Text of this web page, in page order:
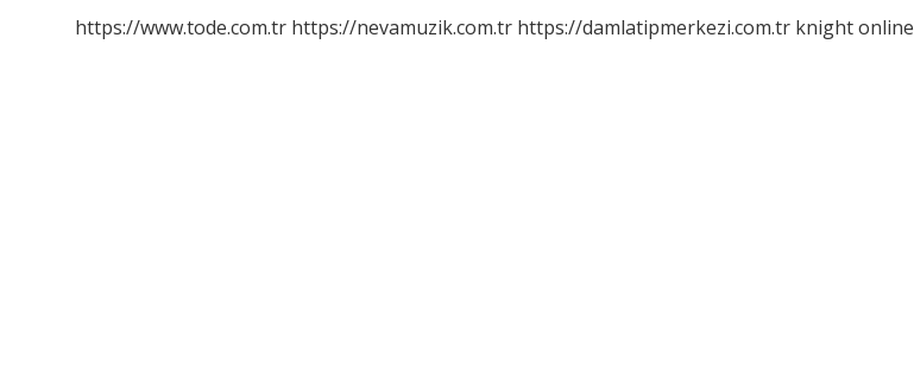
https://www.tode.com.tr https://nevamuzik.com.tr https://damlatipmerkezi.com.tr knight online